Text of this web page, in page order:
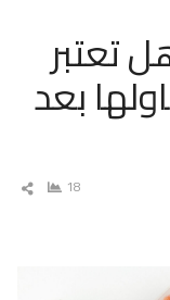
تعتبر
بعد
18